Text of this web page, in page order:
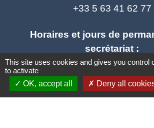
+33 5 63 41 62 77
Horaires et jours de
secrétariat :
- Lundi : fermé
- Mardi : ouvert de 9h à 12h et
This site uses cookies and gives you control
to activate
OK, accept all
Deny all